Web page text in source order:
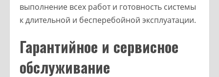
выполнение всех работ и готовность системы
к длительной и бесперебойной эксплуатации.
Гарантийное и сервисное
обслуживание